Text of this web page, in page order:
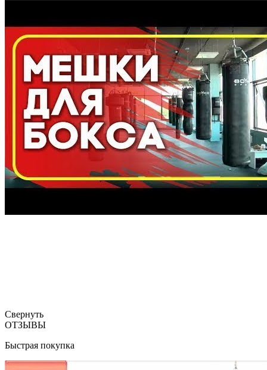
Свернуть
ОТЗЫВЫ
Быстрая покупка